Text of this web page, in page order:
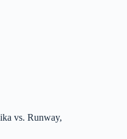
vs. Runway,